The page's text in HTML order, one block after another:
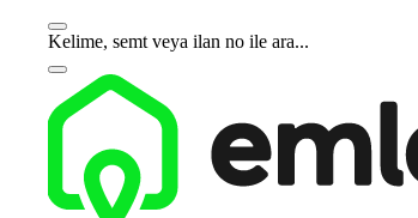
Kelime, semt veya ilan no ile ara...